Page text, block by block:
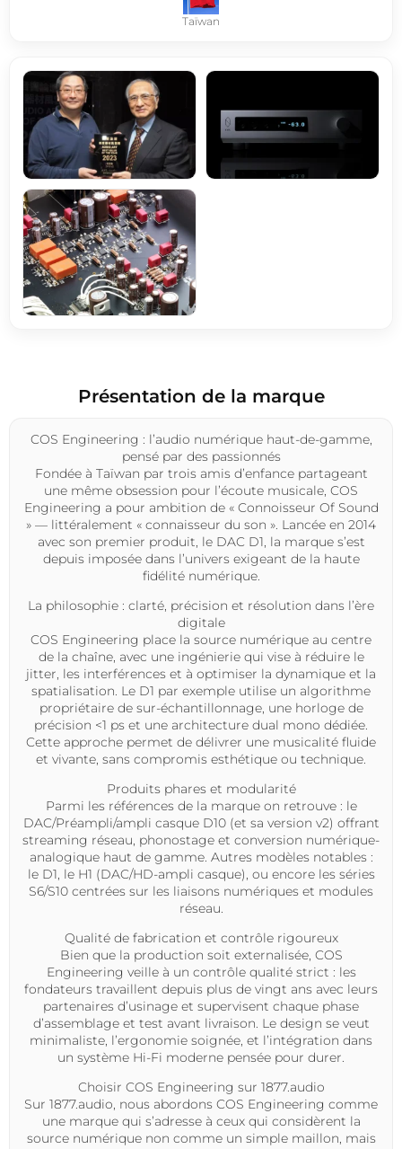
Taïwan
Présentation de la marque
COS Engineering : l’audio numérique haut-de-gamme,
pensé par des passionnés
Fondée à Taïwan par trois amis d’enfance partageant
une même obsession pour l’écoute musicale, COS
Engineering a pour ambition de « Connoisseur Of Sound
» — littéralement « connaisseur du son ». Lancée en 2014
avec son premier produit, le DAC D1, la marque s’est
depuis imposée dans l’univers exigeant de la haute
fidélité numérique.
La philosophie : clarté, précision et résolution dans l’ère
digitale
COS Engineering place la source numérique au centre
de la chaîne, avec une ingénierie qui vise à réduire le
jitter, les interférences et à optimiser la dynamique et la
spatialisation. Le D1 par exemple utilise un algorithme
propriétaire de sur-échantillonnage, une horloge de
précision <1 ps et une architecture dual mono dédiée.
Cette approche permet de délivrer une musicalité fluide
et vivante, sans compromis esthétique ou technique.
Produits phares et modularité
Parmi les références de la marque on retrouve : le
DAC/Préampli/ampli casqueD10 (et sa version v2) offrant
streaming réseau, phonostage et conversion numérique-
analogique haut de gamme. Autres modèles notables :
le D1, le H1 (DAC/HD-ampli casque), ou encore les séries
S6/S10 centrées sur les liaisons numériques et modules
réseau.
Qualité de fabrication et contrôle rigoureux
Bien que la production soit externalisée, COS
Engineering veille à un contrôle qualité strict : les
fondateurs travaillent depuis plus de vingt ans avec leurs
partenaires d’usinage et supervisent chaque phase
d’assemblage et test avant livraison. Le design se veut
minimaliste, l’ergonomie soignée, et l’intégration dans
un système Hi-Fi moderne pensée pour durer.
Choisir COS Engineering sur 1877.audio
Sur 1877.audio, nous abordons COS Engineering comme
une marque qui s’adresse à ceux qui considèrent la
source numérique non comme un simple maillon, mais